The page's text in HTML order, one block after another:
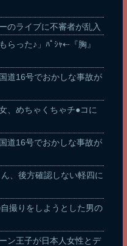
のライブに不審者が乱入
らった♪」ﾊﾟｼｬ⇠『胸』
道16号でおかしな事故が
、めちゃくちゃチ●コに
道16号でおかしな事故が
、後方確認しない軽四に
撮りをしようとした男の
ン王子が日本人女性とデ